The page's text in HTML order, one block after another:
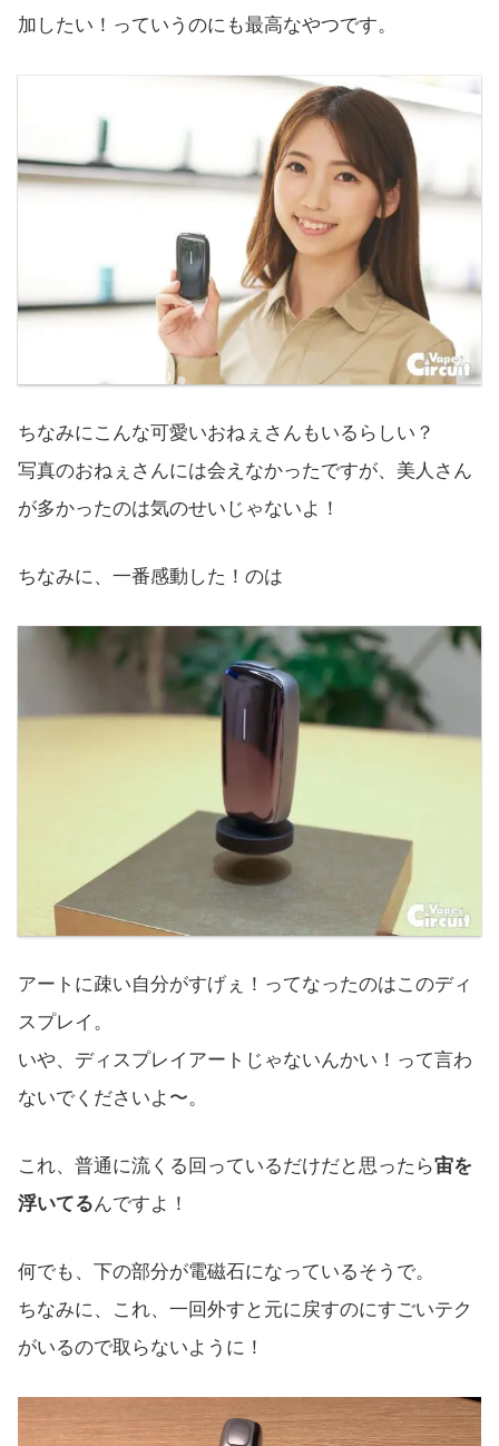
加したい！っていうのにも最高なやつです。
ちなみにこんな可愛いおねぇさんもいるらしい？
写真のおねぇさんには会えなかったですが、美人さん
が多かったのは気のせいじゃないよ！
ちなみに、一番感動した！のは
アートに疎い自分がすげぇ！ってなったのはこのディ
スプレイ。
いや、ディスプレイアートじゃないんかい！って言わ
ないでくださいよ〜。
これ、普通に流くる回っているだけだと思ったら宙を
浮いてるんですよ！
何でも、下の部分が電磁石になっているそうで。
ちなみに、これ、一回外すと元に戻すのにすごいテク
がいるので取らないように！
動